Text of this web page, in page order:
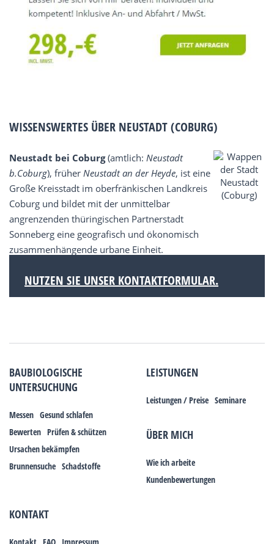
WISSENSWERTES ÜBER NEUSTADT (COBURG)
Neustadt bei Coburg(amtlich: Neustadt
b.Coburg), früher Neustadt an der Heyde, ist eine
Große Kreisstadt im oberfränkischen Landkreis
Coburg und bildet mit der unmittelbar
angrenzenden thüringischen Partnerstadt
Sonneberg eine geografisch und ökonomisch
zusammenhängende urbane Einheit.
NUTZEN SIE UNSER KONTAKTFORMULAR.
BAUBIOLOGISCHE
UNTERSUCHUNG
Messen Gesund schlafen
Bewerten Prüfen & schützen
Ursachen bekämpfen
Brunnensuche Schadstoffe
LEISTUNGEN
Leistungen / Preise Seminare
ÜBER MICH
Wie ich arbeite
Kundenbewertungen
KONTAKT